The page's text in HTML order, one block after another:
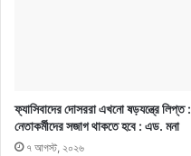
ফ্যাসিবাদের দোসররা এখনো ষড়যন্ত্রে লিপ্ত :
নেতাকর্মীদের সজাগ থাকতে হবে : এড. মনা
৭ আগস্ট, ২০২৬